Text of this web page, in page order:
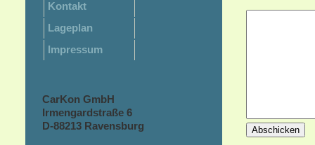
CarKon GmbH
Irmengardstraße 6
D-88213 Ravensburg
Kontakt
Lageplan
Impressum